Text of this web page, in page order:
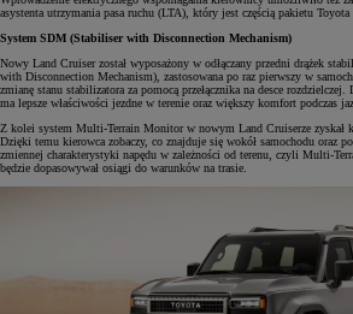
asystenta utrzymania pasa ruchu (LTA), który jest częścią pakietu Toyota
System SDM (Stabiliser with Disconnection Mechanism)
Nowy Land Cruiser został wyposażony w odłączany przedni drążek
with Disconnection Mechanism), zastosowana po raz pierwszy w
zmianę stanu stabilizatora za pomocą przełącznika na desce
ma lepsze właściwości jezdne w terenie oraz większy komfort podczas
Z kolei system Multi-Terrain Monitor w nowym Land Cruiserze zyskał
Dzięki temu kierowca zobaczy, co znajduje się wokół samochodu oraz
zmiennej charakterystyki napędu w zależności od terenu, czyli Multi-
będzie dopasowywał osiągi do warunków na trasie.